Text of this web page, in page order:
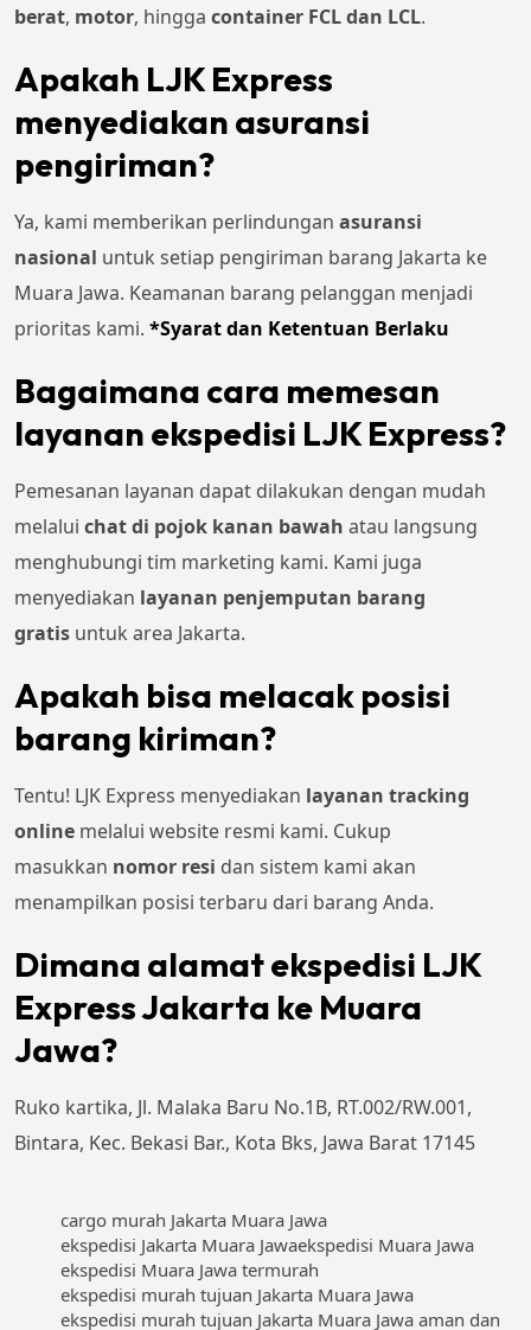
berat, motor, hingga container FCL dan LCL.
Apakah LJK Express
menyediakan asuransi
pengiriman?
Ya, kami memberikan perlindungan asuransi
nasional untuk setiap pengiriman barang Jakarta ke
Muara Jawa. Keamanan barang pelanggan menjadi
prioritas kami. *Syarat dan Ketentuan Berlaku
Bagaimana cara memesan
layanan ekspedisi LJK Express?
Pemesanan layanan dapat dilakukan dengan mudah
melalui chat di pojok kanan bawah atau langsung
menghubungi tim marketing kami. Kami juga
menyediakan layanan penjemputan barang
gratis untuk area Jakarta.
Apakah bisa melacak posisi
barang kiriman?
Tentu! LJK Express menyediakan layanan tracking
online melalui website resmi kami. Cukup
masukkan nomor resi dan sistem kami akan
menampilkan posisi terbaru dari barang Anda.
Dimana alamat ekspedisi LJK
Express Jakarta ke Muara
Jawa?
Ruko kartika, Jl. Malaka Baru No.1B, RT.002/RW.001,
Bintara, Kec. Bekasi Bar., Kota Bks, Jawa Barat 17145
cargo murah Jakarta Muara Jawa
ekspedisi Jakarta Muara Jawaekspedisi Muara Jawa
ekspedisi Muara Jawa termurah
ekspedisi murah tujuan Jakarta Muara Jawa
ekspedisi murah tujuan Jakarta Muara Jawa aman dan